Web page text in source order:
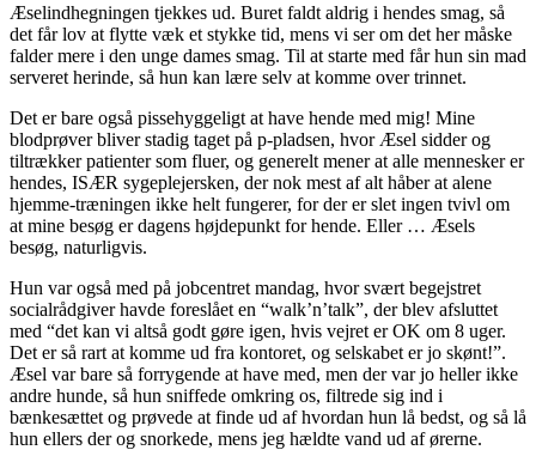
Æselindhegningen tjekkes ud. Buret faldt aldrig i hendes smag, så
det får lov at flytte væk et stykke tid, mens vi ser om det her måske
falder mere i den unge dames smag. Til at starte med får hun sin mad
serveret herinde, så hun kan lære selv at komme over trinnet.
Det er bare også pissehyggeligt at have hende med mig! Mine
blodprøver bliver stadig taget på p-pladsen, hvor Æsel sidder og
tiltrækker patienter som fluer, og generelt mener at alle mennesker er
hendes, ISÆR sygeplejersken, der nok mest af alt håber at alene
hjemme-træningen ikke helt fungerer, for der er slet ingen tvivl om
at mine besøg er dagens højdepunkt for hende. Eller … Æsels
besøg, naturligvis.
Hun var også med på jobcentret mandag, hvor svært begejstret
socialrådgiver havde foreslået en “walk’n’talk”, der blev afsluttet
med “det kan vi altså godt gøre igen, hvis vejret er OK om 8 uger.
Det er så rart at komme ud fra kontoret, og selskabet er jo skønt!”.
Æsel var bare så forrygende at have med, men der var jo heller ikke
andre hunde, så hun sniffede omkring os, filtrede sig ind i
bænkesættet og prøvede at finde ud af hvordan hun lå bedst, og så lå
hun ellers der og snorkede, mens jeg hældte vand ud af ørerne.